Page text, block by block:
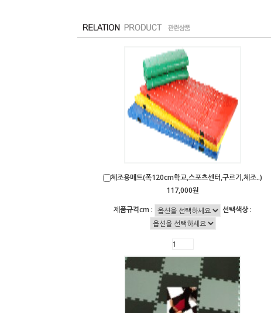
체조용매트(폭120cm학교,스포츠센터,구르기,체조..)
117,000원
제품규격cm :
선택색상 :